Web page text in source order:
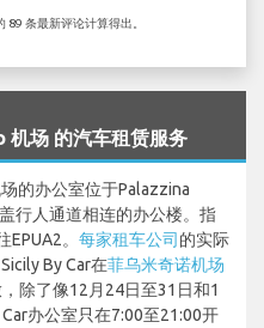
条最新评论计算得出。
机场 的汽车租赁服务
的办公室位于Palazzina
行人通道相连的办公楼。指
。 每家租车公司的实际
By Car在菲乌米奇诺机场
除了像12月24日至31日和1
办公室只在7:00至21:00开